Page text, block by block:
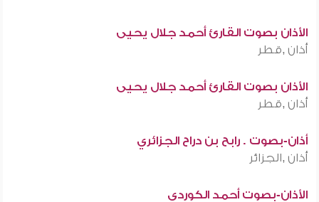
الأذان بصوت القارئ أحمد جلال يحيى
أذان ,قطر
الأذان بصوت القارئ أحمد جلال يحيى
أذان ,قطر
أذان-بصوت . رابح بن دراح الجزائري
أذان ,الجزائر
الأذان-بصوت أحمد الكوردي